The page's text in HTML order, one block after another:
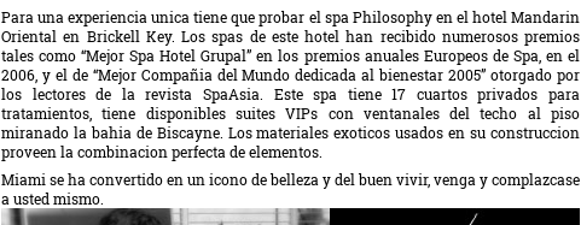
Para una experiencia unica tiene que probar el spa Philosophy en el hotel Mandarin
Oriental en Brickell Key. Los spas de este hotel han recibido numerosos premios
tales como “Mejor Spa Hotel Grupal” en los premios anuales Europeos de Spa, en el
2006, y el de “Mejor Compañia del Mundo dedicada al bienestar 2005” otorgado por
los lectores de la revista SpaAsia. Este spa tiene 17 cuartos privados para
tratamientos, tiene disponibles suites VIPs con ventanales del techo al piso
miranado la bahia de Biscayne. Los materiales exoticos usados en su construccion
proveen la combinacion perfecta de elementos.
Miami se ha convertido en un icono de belleza y del buen vivir, venga y complazcase
a usted mismo.